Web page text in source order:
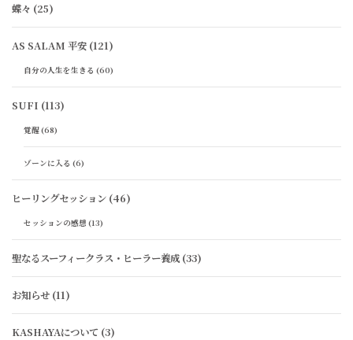
蝶々 (25)
AS SALAM 平安 (121)
自分の人生を生きる (60)
SUFI (113)
覚醒(68)
ゾーンに入る (6)
ヒーリングセッション (46)
セッションの感想 (13)
聖なるスーフィークラス・ヒーラー養成 (33)
お知らせ (11)
KASHAYAについて (3)